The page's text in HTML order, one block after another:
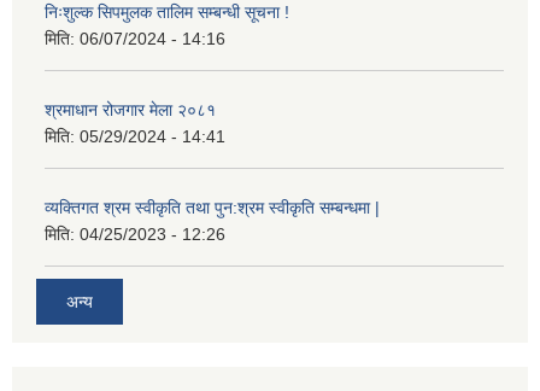
निःशुल्क सिपमुलक तालिम सम्बन्धी सूचना !
मिति: 06/07/2024 - 14:16
श्रमाधान रोजगार मेला २०८१
मिति: 05/29/2024 - 14:41
व्यक्तिगत श्रम स्वीकृति तथा पुन:श्रम स्वीकृति सम्बन्धमा |
मिति: 04/25/2023 - 12:26
अन्य